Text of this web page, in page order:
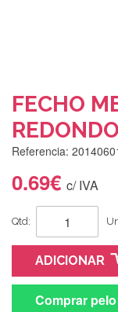
FECHO
Referencia:
0.69€ c/ IVA
Qtd:
ADICIONAR
Comprar